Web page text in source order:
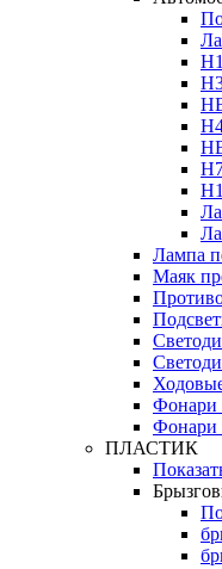
H1
Лампа
Маяк
Фонари
Фонари
ПЛАСТИК